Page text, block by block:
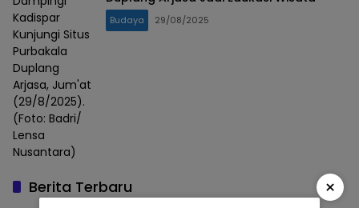
Kadispar
Kunjungi Situs
Purbakala
Duplang
Arjasa, Jum'at
(29/8/2025).
(Foto: Badri/
Lensa
Nusantara)
Budaya 29/08/2025
Berita Terbaru ×